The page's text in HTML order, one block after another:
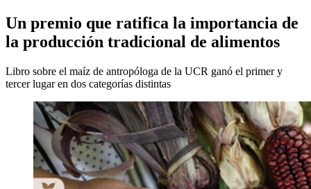
Un premio que ratifica la importancia de
la producción tradicional de alimentos
Libro sobre el maíz de antropóloga de la UCR ganó el primer y
tercer lugar en dos categorías distintas